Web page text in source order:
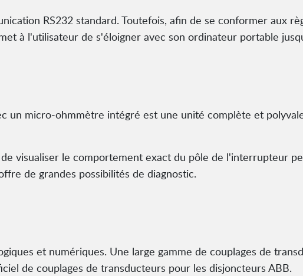
RS232 standard. Toutefois, afin de se conformer aux
à l'utilisateur de s'éloigner avec son ordinateur portable
un micro-ohmmètre intégré est une unité complète et
visualiser le comportement exact du pôle de l'interrupteur
de grandes possibilités de diagnostic.
et numériques. Une large gamme de couplages de
de couplages de transducteurs pour les disjoncteurs ABB.